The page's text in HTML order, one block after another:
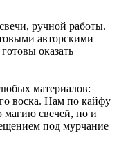
ручной работы.
авторскими
оказать
материалов:
воска. Нам по кайфу
магию свечей, но и
под мурчание